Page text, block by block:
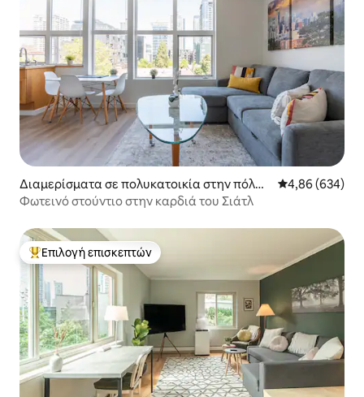
Διαμερίσματα σε πολυκατοικία στην πόλη
Σιάτλ
Μέση
4,86 (634)
Φωτεινό στούντιο στην καρδιά του Σιάτλ
Κορυφαία επιλογή επισκεπτών
Επιλογή επισκεπτών